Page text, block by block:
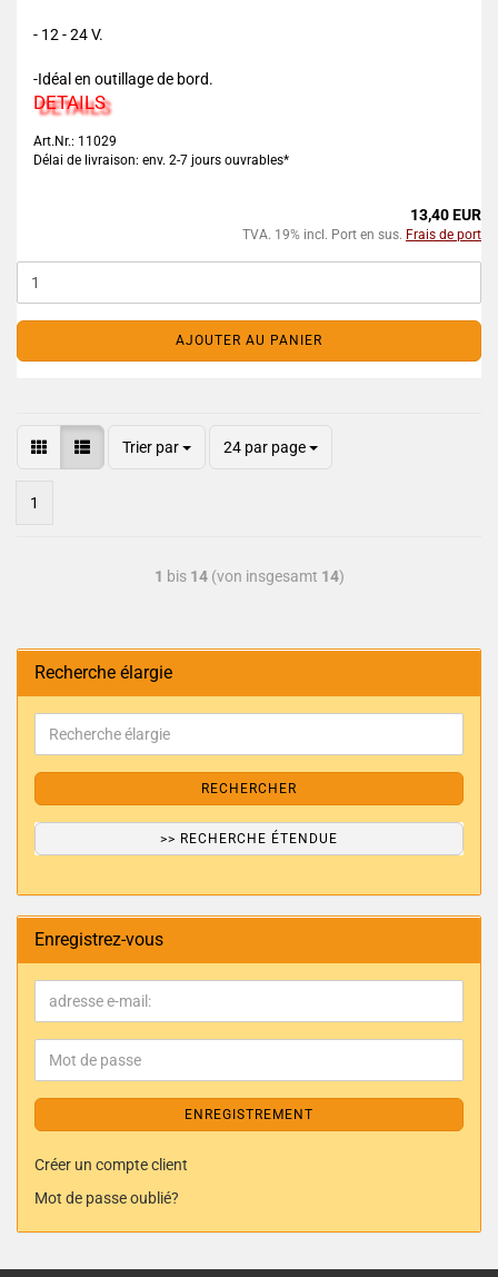
- 12 - 24 V.
-Idéal en outillage de bord.
DETAILS
Art.Nr.: 11029
Délai de livraison: env. 2-7 jours ouvrables*
13,40 EUR
TVA. 19% incl. Port en sus. Frais de port
AJOUTER AU PANIER
Trier par 24 par page
1
1 bis 14(von insgesamt 14)
Recherche élargie
RECHERCHER
>> RECHERCHE ÉTENDUE
Enregistrez-vous
ENREGISTREMENT
Créer un compte client
Mot de passe oublié?